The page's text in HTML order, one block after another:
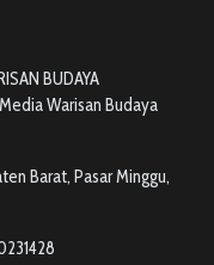
BUDAYA
Warisan Budaya
Barat, Pasar Minggu,